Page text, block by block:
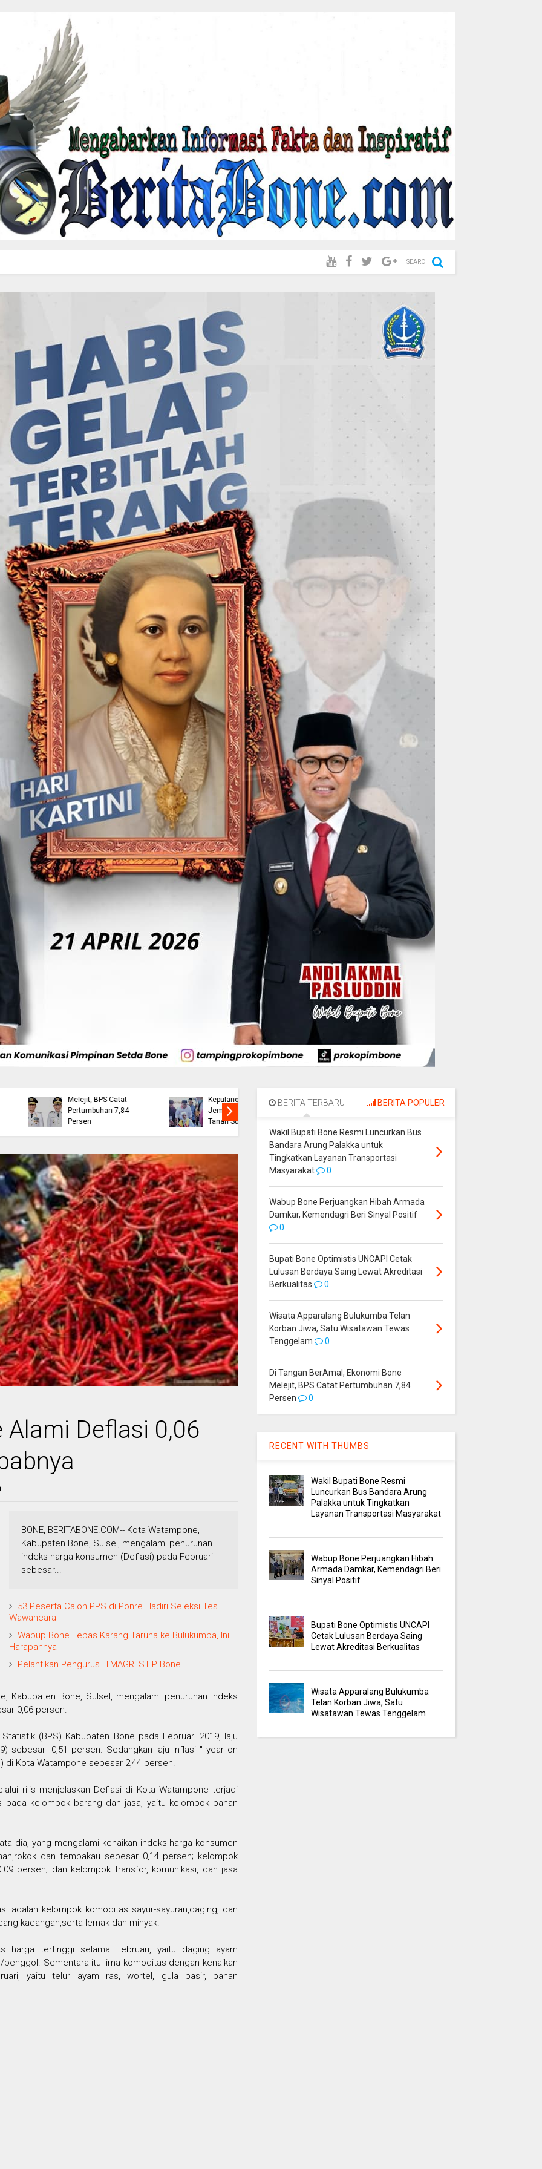
SEARCH
Melejit, BPS Catat
Pertumbuhan 7,84
Persen
Kepulangan 393
Jemaah Haji dari
Tanah Suci
Wakil Bupati Bone
Resmi Luncurkan
Tingkatkan Layanan
Armada Damkar,
Deflasi 0,06
BONE, BERITABONE.COM-- Kota Watampone,
Kabupaten Bone, Sulsel, mengalami penurunan
indeks harga konsumen (Deflasi) pada Februari
sebesar...
53 Peserta Calon PPS di Ponre Hadiri Seleksi Tes
Wawancara
Wabup Bone Lepas Karang Taruna ke Bulukumba, Ini
Harapannya
Pelantikan Pengurus HIMAGRI STIP Bone
Kabupaten Bone, Sulsel, mengalami penurunan indeks
0,06 persen.
(BPS) Kabupaten Bone pada Februari 2019, laju
sebesar -0,51 persen. Sedangkan laju Inflasi " year on
di Kota Watampone sebesar 2,44 persen.
rilis menjelaskan Deflasi di Kota Watampone terjadi
kelompok barang dan jasa, yaitu kelompok bahan
dia, yang mengalami kenaikan indeks harga konsumen
dan tembakau sebesar 0,14 persen; kelompok
persen; dan kelompok transfor, komunikasi, dan jasa
adalah kelompok komoditas sayur-sayuran,daging, dan
kacangan,serta lemak dan minyak.
harga tertinggi selama Februari, yaitu daging ayam
Sementara itu lima komoditas dengan kenaikan
yaitu telur ayam ras, wortel, gula pasir, bahan
BERITA TERBARU BERITA POPULER
Wakil Bupati Bone Resmi Luncurkan Bus
Bandara Arung Palakka untuk
Tingkatkan Layanan Transportasi
Masyarakat
0
Wabup Bone Perjuangkan Hibah Armada
Damkar, Kemendagri Beri Sinyal Positif
0
Bupati Bone Optimistis UNCAPI Cetak
Lulusan Berdaya Saing Lewat Akreditasi
Berkualitas
0
Wisata Apparalang Bulukumba Telan
Korban Jiwa, Satu Wisatawan Tewas
Tenggelam
0
Di Tangan BerAmal, Ekonomi Bone
Melejit, BPS Catat Pertumbuhan 7,84
Persen
0
RECENT WITH THUMBS
Wakil Bupati Bone Resmi
Luncurkan Bus Bandara Arung
Palakka untuk Tingkatkan
Layanan Transportasi Masyarakat
Wabup Bone Perjuangkan Hibah
Armada Damkar, Kemendagri Beri
Sinyal Positif
Bupati Bone Optimistis UNCAPI
Cetak Lulusan Berdaya Saing
Lewat Akreditasi Berkualitas
Wisata Apparalang Bulukumba
Telan Korban Jiwa, Satu
Wisatawan Tewas Tenggelam